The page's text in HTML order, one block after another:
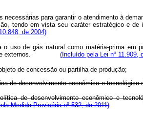
necessárias para garantir o atendimento à
tendo em vista seu caráter estratégico e
de 2004)
o uso de gás natural como matéria-prima
externos.
(Incluído pela Lei nº 11.909,
de concessão ou partilha de produção;
de desenvolvimento econômico e
de desenvolvimento econômico e
Medida Provisória nº 532, de 2011)